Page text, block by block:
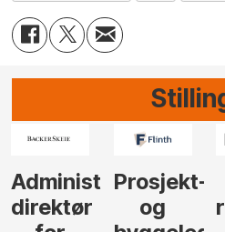
HR-
rådgiver
/